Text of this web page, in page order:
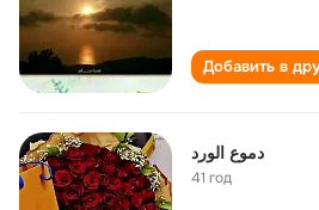
Добавить в
دموع الورد
41 год